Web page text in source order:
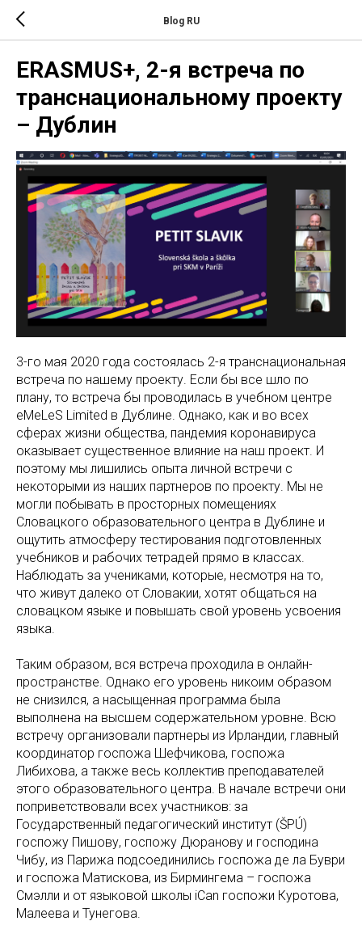
Blog RU
ERASMUS+, 2-я встреча по
транснациональному проекту
– Дублин
3-го мая 2020 года состоялась 2-я транснациональная
встреча по нашему проекту. Если бы все шло по
плану, то встреча бы проводилась в учебном центре
eMeLeS Limited в Дублине. Однако, как и во всех
сферах жизни общества, пандемия коронавируса
оказывает существенное влияние на наш проект. И
поэтому мы лишились опыта личной встречи с
некоторыми из наших партнеров по проекту. Мы не
могли побывать в просторных помещениях
Словацкого образовательного центра в Дублине и
ощутить атмосферу тестирования подготовленных
учебников и рабочих тетрадей прямо в классах.
Наблюдать за учениками, которые, несмотря на то,
что живут далеко от Словакии, хотят общаться на
словацком языке и повышать свой уровень усвоения
языка.
Таким образом, вся встреча проходила в онлайн-
пространстве. Однако его уровень никоим образом
не снизился, а насыщенная программа была
выполнена на высшем содержательном уровне. Всю
встречу организовали партнеры из Ирландии, главный
координатор госпожа Шефчикова, госпожа
Либихова, а также весь коллектив преподавателей
этого образовательного центра. В начале встречи они
поприветствовали всех участников: за
Государственный педагогический институт (ŠPÚ)
госпожу Пишову, госпожу Дюранову и господина
Чибу, из Парижа подсоединились госпожа де ла Буври
и госпожа Матискова, из Бирмингема – госпожа
Смэлли и от языковой школы iCan госпожи Куротова,
Малеева и Тунегова.